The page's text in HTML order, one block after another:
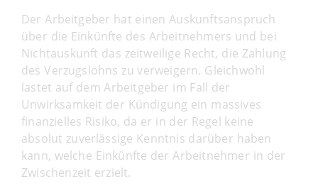
Der Arbeitgeber hat einen Auskunftsanspruch
über die Einkünfte des Arbeitnehmers und bei
Nichtauskunft das zeitweilige Recht, die Zahlung
des Verzugslohns zu verweigern. Gleichwohl
lastet auf dem Arbeitgeber im Fall der
Unwirksamkeit der Kündigung ein massives
finanzielles Risiko, da er in der Regel keine
absolut zuverlässige Kenntnis darüber haben
kann, welche Einkünfte der Arbeitnehmer in der
Zwischenzeit erzielt.